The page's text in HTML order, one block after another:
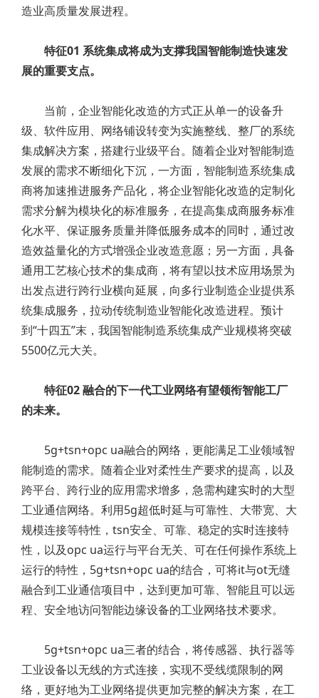
造业高质量发展进程。
特征01 系统集成将成为支撑我国智能制造快速发
展的重要支点。
当前，企业智能化改造的方式正从单一的设备升
级、软件应用、网络铺设转变为实施整线、整厂的系统
集成解决方案，搭建行业级平台。随着企业对智能制造
发展的需求不断细化下沉，一方面，智能制造系统集成
商将加速推进服务产品化，将企业智能化改造的定制化
需求分解为模块化的标准服务，在提高集成商服务标准
化水平、保证服务质量并降低服务成本的同时，通过改
造效益量化的方式增强企业改造意愿；另一方面，具备
通用工艺核心技术的集成商，将有望以技术应用场景为
出发点进行跨行业横向延展，向多行业制造企业提供系
统集成服务，拉动传统制造业智能化改造进程。预计
到“十四五”末，我国智能制造系统集成产业规模将突破
5500亿元大关。
特征02 融合的下一代工业网络有望领衔智能工厂
的未来。
5g+tsn+opc ua融合的网络，更能满足工业领域智
能制造的需求。随着企业对柔性生产要求的提高，以及
跨平台、跨行业的应用需求增多，急需构建实时的大型
工业通信网络。利用5g超低时延与可靠性、大带宽、大
规模连接等特性，tsn安全、可靠、稳定的实时连接特
性，以及opc ua运行与平台无关、可在任何操作系统上
运行的特性，5g+tsn+opc ua的结合，可将it与ot无缝
融合到工业通信项目中，达到更加可靠、智能且可以远
程、安全地访问智能边缘设备的工业网络技术要求。
5g+tsn+opc ua三者的结合，将传感器、执行器等
工业设备以无线的方式连接，实现不受线缆限制的网
络，更好地为工业网络提供更加完整的解决方案，在工